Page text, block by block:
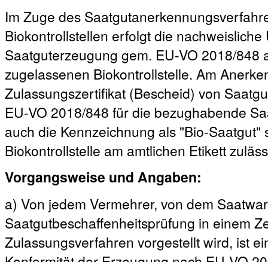
Im Zuge des
Biokontrollstellen erfolgt die
Saatguterzeugung gem. EU-VO 2018/
zugelassenen Biokontrollstelle. Am
Zulassungszertifikat (Bescheid) von
EU-VO 2018/848 für die bezughabende
auch die Kennzeichnung als "Bio-
Biokontrollstelle am amtlichen Etikett
Vorgangsweise und Angaben:
a) Von jedem Vermehrer, von dem
Saatgutbeschaffenheitsprüfung in einem
Zulassungsverfahren vorgestellt wird, ist